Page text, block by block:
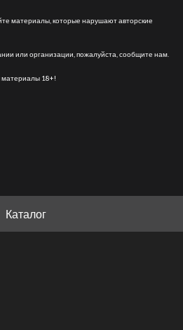
материалы, которые нарушают авторские
или организации, пожалуйста, сообщите нам.
материалы 18+!
Каталог